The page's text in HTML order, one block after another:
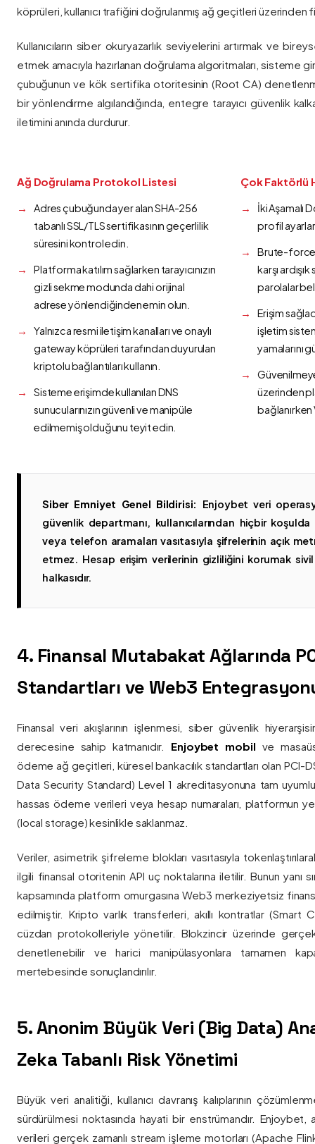
köprüleri, kullanıcı trafiğini doğrulanmış ağ geçitleri üzerinden
Kullanıcıların siber okuryazarlık seviyelerini artırmak ve
etmek amacıyla hazırlanan doğrulama algoritmaları, sisteme
çubuğunun ve kök sertifika otoritesinin (Root CA)
bir yönlendirme algılandığında, entegre tarayıcı güvenlik
iletimini anında durdurur.
Ağ Doğrulama Protokol Listesi
Adres çubuğunda yer alan SHA-256
tabanlı SSL/TLS sertifikasının geçerlilik
süresini kontrol edin.
Platforma katılım sağlarken tarayıcınızın
gizli sekme modunda dahi orijinal
adrese yönlendiğinden emin olun.
Yalnızca resmi iletişim kanalları ve onaylı
gateway köprüleri tarafından duyurulan
kriptolu bağlantıları kullanın.
Sisteme erişimde kullanılan DNS
sunucularınızın güvenli ve manipüle
edilmemiş olduğunu teyit edin.
Çok Faktörlü
İki Aşamalı
profil
Brute-force
karşı
parolalar
Erişim
işletim
yamalarını
üzerinden
bağlanırken
Siber Emniyet Genel Bildirisi:
Enjoybet veri
güvenlik departmanı, kullanıcılarından hiçbir
veya telefon aramaları vasıtasıyla şifrelerinin açık
etmez. Hesap erişim verilerinin gizliliğini korumak
halkasıdır.
4. Finansal Mutabakat Ağlarında
Standartları ve Web3
Finansal veri akışlarının işlenmesi, siber güvenlik
derecesine sahip katmanıdır. Enjoybet mobil ve
ödeme ağ geçitleri, küresel bankacılık standartları olan PCI-
Data Security Standard) Level 1 akreditasyonuna tam
hassas ödeme verileri veya hesap numaraları, platformun
(local storage) kesinlikle saklanmaz.
Veriler, asimetrik şifreleme blokları vasıtasıyla
ilgili finansal otoritenin API uç noktalarına iletilir. Bunun yanı
kapsamında platform omurgasına Web3 merkeziyetsiz
edilmiştir. Kripto varlık transferleri, akıllı kontratlar (Smart
cüzdan protokolleriyle yönetilir. Blokzincir üzerinde
denetlenebilir ve harici manipülasyonlara tamamen
mertebesinde sonuçlandırılır.
5. Anonim Büyük Veri (Big Data)
Zeka Tabanlı Risk Yönetimi
Büyük veri analitiği, kullanıcı davranış kalıplarının
sürdürülmesi noktasında hayati bir enstrümandır. Enjoybet,
verileri gerçek zamanlı stream işleme motorları (Apache Flink